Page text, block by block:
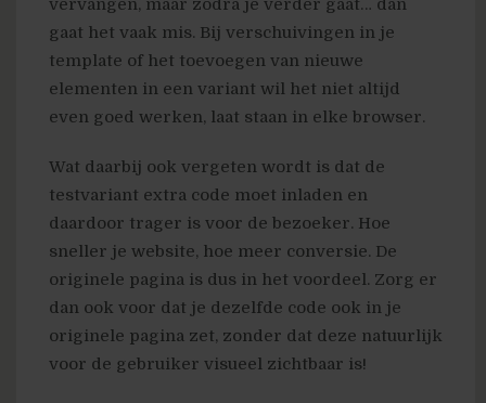
vervangen, maar zodra je verder gaat… dan
gaat het vaak mis. Bij verschuivingen in je
template of het toevoegen van nieuwe
elementen in een variant wil het niet altijd
even goed werken, laat staan in elke browser.
Wat daarbij ook vergeten wordt is dat de
testvariant extra code moet inladen en
daardoor trager is voor de bezoeker. Hoe
sneller je website, hoe meer conversie. De
originele pagina is dus in het voordeel. Zorg er
dan ook voor dat je dezelfde code ook in je
originele pagina zet, zonder dat deze natuurlijk
voor de gebruiker visueel zichtbaar is!